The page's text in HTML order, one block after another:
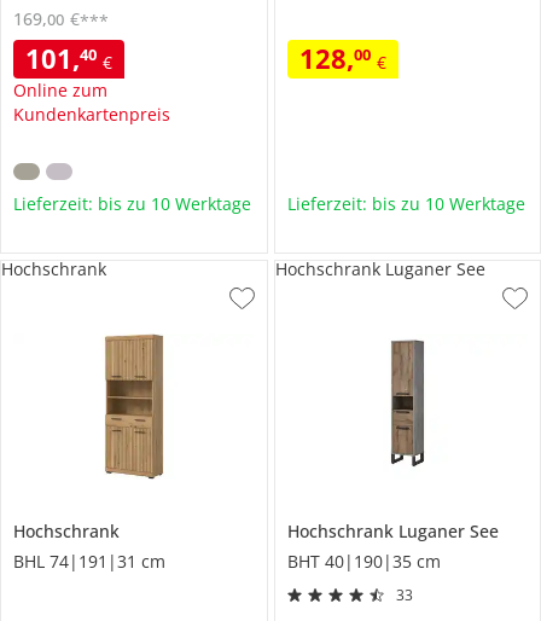
101,40 €
Online zum
Kundenkartenpreis
169,00 €***
Lieferzeit: bis zu 10 Werktage
128,00 €
Lieferzeit: bis zu 10 Werktage
Hochschrank
BHL 74|191|31 cm
Hochschrank
Hochschrank Luganer See
BHT 40|190|35 cm
33
Hochschrank Luganer See